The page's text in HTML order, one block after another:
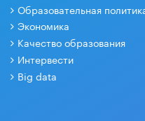
Образовательная
Экономика
Качество образования
Интервести
Big data